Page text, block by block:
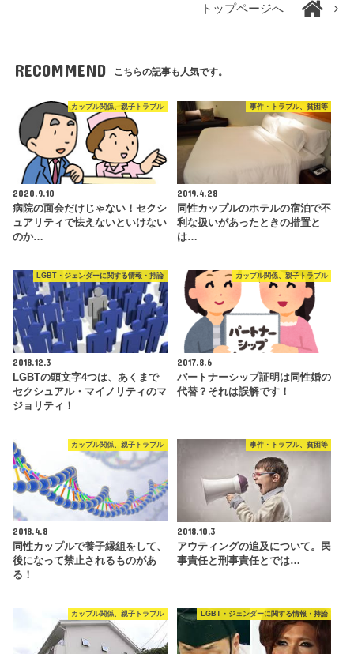
トップページへ
RECOMMEND こちらの記事も人気です。
カップル関係、親子トラブル
2020.9.10
病院の面会だけじゃない！セクシ
ュアリティで怯えないといけない
のか…
事件・トラブル、貧困等
2019.4.28
同性カップルのホテルの宿泊で不
利な扱いがあったときの措置と
は…
LGBT・ジェンダーに関する情報・持論
2018.12.3
LGBTの頭文字4つは、あくまで
セクシュアル・マイノリティのマ
ジョリティ！
カップル関係、親子トラブル
2017.8.6
パートナーシップ証明は同性婚の
代替？それは誤解です！
カップル関係、親子トラブル
2018.4.8
同性カップルで養子縁組をして、
後になって禁止されるものがあ
る！
事件・トラブル、貧困等
2018.10.3
アウティングの追及について。民
事責任と刑事責任とでは…
カップル関係、親子トラブル LGBT・ジェンダーに関する情報・持論